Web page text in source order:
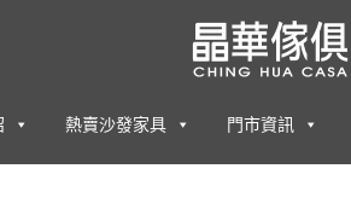
熱賣沙發家具 門市資訊